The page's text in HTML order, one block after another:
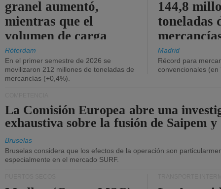
granel aumentó,
mientras que el
volumen de carga
general disminuyó.
Róterdam
En el primer semestre de 2026 se
movilizaron 212 millones de toneladas de
mercancías (+0,4%).
144,8
toneladas
Madrid
Récord para
convencionales (en
La Comisión Europea abre una
exhaustiva sobre la fusión de Saipem y
Bruselas
Bruselas considera que los efectos de la operación son
especialmente en el mercado SURF.